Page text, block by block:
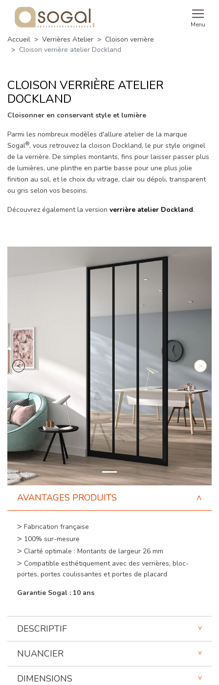
Menu
Accueil Verrières Atelier
Cloison verrière
Cloison verrière atelier Dockland
CLOISON VERRIÈRE ATELIER
DOCKLAND
Cloisonner en conservant style et lumière
Parmi les nombreux modèles d'allure atelier de la marque
Sogal®, vous retrouvez la cloison Dockland, le pur style originel
de la verrière. De simples montants, fins pour laisser passer plus
de lumières, une plinthe en partie basse pour une plus jolie
finition au sol, et le choix du vitrage, clair ou dépoli, transparent
ou gris selon vos besoins.
Découvrez également la version verrière atelier Dockland.
Retour
AVANTAGES PRODUITS
Fabrication française
100% sur-mesure
Clarté optimale : Montants de largeur 26 mm
Compatible esthétiquement avec des verrières, bloc-
portes, portes coulissantes et portes de placard
Garantie Sogal : 10 ans
DESCRIPTIF
NUANCIER
DIMENSIONS